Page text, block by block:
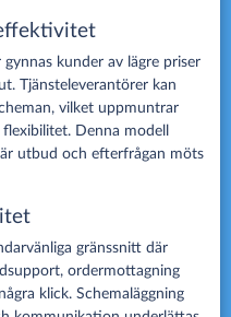
kunder av lägre priser
Tjänsteleverantörer kan
vilket uppmuntrar
Denna modell
utbud och efterfrågan möts
gränssnitt där
ordermottagning
klick. Schemaläggning